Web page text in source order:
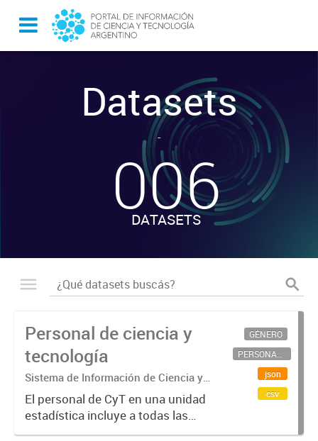
Datasets
-
006
DATASETS
Personal de ciencia y
tecnología
Sistema de Información de Ciencia y
Tecnología Argentino (SICYTAR)
El personal de CyT en una unidad
estadística incluye a todas las
personas involucradas
GÉNERO
PERSONAL CIENTÍFICO-TECNOLÓGICO
json
csv